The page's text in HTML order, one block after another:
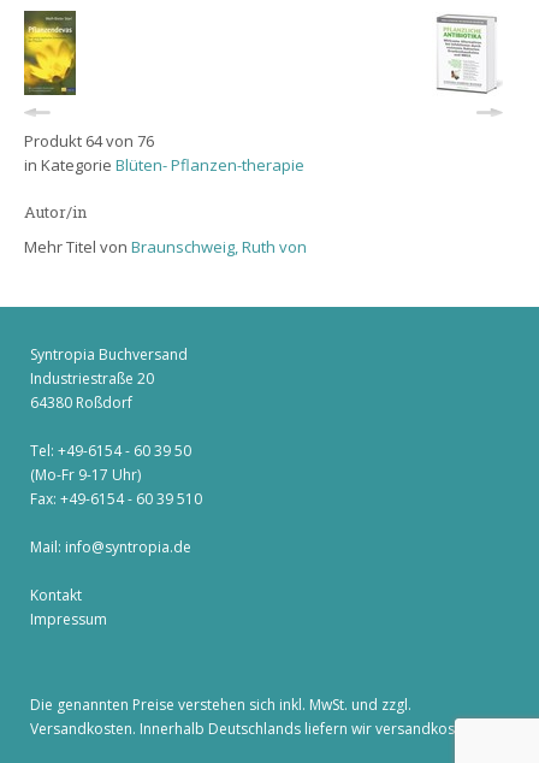
Produkt 64 von 76
in Kategorie Blüten- Pflanzen-therapie
Autor/in
Mehr Titel von Braunschweig, Ruth von
Syntropia Buchversand
Industriestraße 20
64380 Roßdorf
Tel: +49-6154 - 60 39 50
(Mo-Fr 9-17 Uhr)
Fax: +49-6154 - 60 39 510
Mail: info@syntropia.de
Kontakt
Impressum
Die genannten Preise verstehen sich inkl. MwSt. und zzgl.
Versandkosten. Innerhalb Deutschlands liefern wir versandkostenfrei!